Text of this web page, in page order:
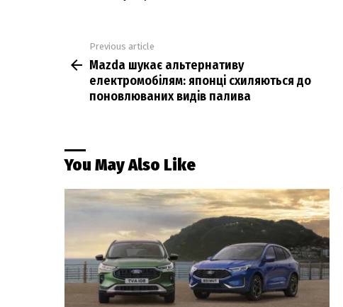
more
Previous article
Mazda шукає альтернативу
електромобілям: японці схиляються до
поновлюваних видів палива
You May Also Like